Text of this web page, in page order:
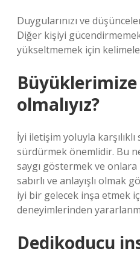
Duygularınızı ve
Diğer kişiyi
yükseltmemek için
Büyüklerimize
olmalıyız?
İyi iletişim yoluyla karşılıklı
sürdürmek önemlidir. Bu
saygı göstermek ve onlara
sabırlı ve anlayışlı olmak
iyi bir gelecek inşa etmek
deneyimlerinden
Dedikoducu